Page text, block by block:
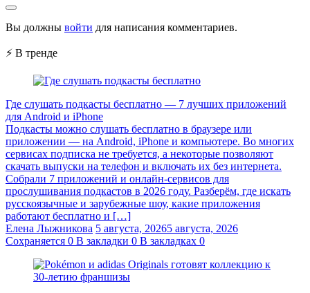
Вы должны войти для написания комментариев.
⚡ В тренде
Где слушать подкасты бесплатно — 7 лучших приложений
для Android и iPhone
Подкасты можно слушать бесплатно в браузере или
приложении — на Android, iPhone и компьютере. Во многих
сервисах подписка не требуется, а некоторые позволяют
скачать выпуски на телефон и включать их без интернета.
Собрали 7 приложений и онлайн-сервисов для
прослушивания подкастов в 2026 году. Разберём, где искать
русскоязычные и зарубежные шоу, какие приложения
работают бесплатно и […]
Елена Лыжникова 5 августа, 20265 августа, 2026
Сохраняется 0 В закладки 0 В закладках 0